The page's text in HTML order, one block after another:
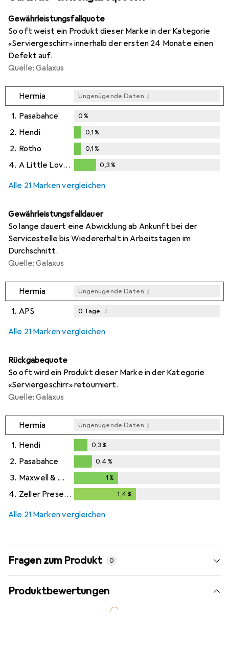
Gewährleistungsfallquote
So oft weist ein Produkt dieser Marke in der Kategorie
«Serviergeschirr» innerhalb der ersten 24 Monate einen
Defekt auf.
Quelle: Galaxus
Hermia Ungenügende Daten i
1. Pasabahce 0%
2. Hendi
%
0,1%
2. Rotho
%
0,1%
4. A Little Lovely Company 0,3%
Alle 21 Marken vergleichen
Gewährleistungsfalldauer
So lange dauert eine Abwicklung ab Ankunft bei der
Servicestelle bis Wiedererhalt in Arbeitstagen im
Durchschnitt.
Quelle: Galaxus
Hermia Ungenügende Daten i
1. APS 0 Tage i
Alle 21 Marken vergleichen
Rückgabequote
So oft wird ein Produkt dieser Marke in der Kategorie
«Serviergeschirr» retourniert.
Quelle: Galaxus
Hermia Ungenügende Daten i
1. Hendi
0,3%
0,3%
2. Pasabahce
0,4%
0,4 %
3. Maxwell & Williams 1 %
4. Zeller Present 1,4 %
Alle 21 Marken vergleichen
Fragen zum Produkt 0
Produktbewertungen